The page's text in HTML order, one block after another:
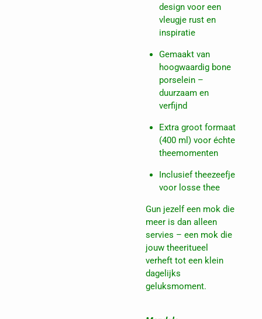
design voor een
vleugje rust en
inspiratie
Gemaakt van
hoogwaardig bone
porselein –
duurzaam en
verfijnd
Extra groot formaat
(400 ml) voor échte
theemomenten
Inclusief theezeefje
voor losse thee
Gun jezelf een mok die
meer is dan alleen
servies – een mok die
jouw theeritueel
verheft tot een klein
dagelijks
geluksmoment.